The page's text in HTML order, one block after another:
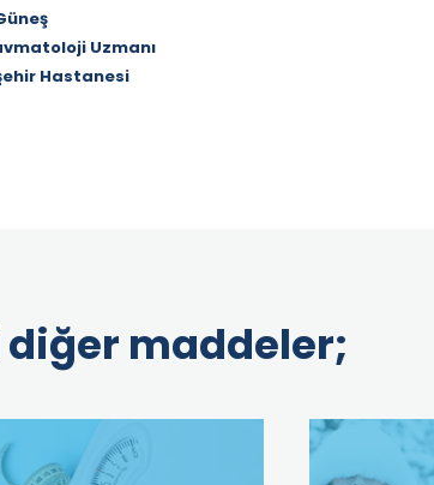
Uzmanı
Hastanesi
maddeler;